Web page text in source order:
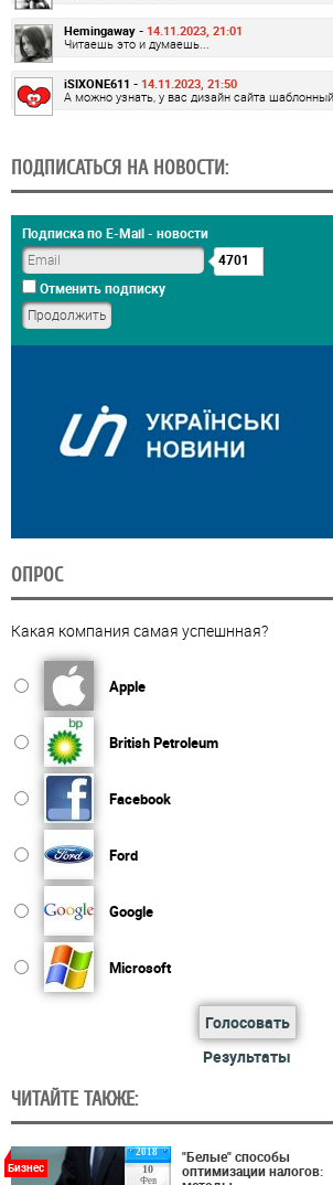
Hemingaway - 14.11.2023, 21:01
Читаешь это и думаешь...
iSIXONE611 - 14.11.2023, 21:50
А можно узнать, у вас дизайн сайта
ПОДПИСАТЬСЯ НА НОВОСТИ:
Подписка по E-Mail - новости
4701
Отменить подписку
ОПРОС
Какая компания самая успешнная?
Apple
British Petroleum
Facebook
Ford
Google
Microsoft
Голосовать
Результаты
ЧИТАЙТЕ ТАКЖЕ:
2018
10
Фев
Бизнес
"Белые" способы
оптимизации налогов: